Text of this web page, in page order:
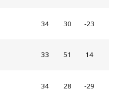
34 30 -23
33 51 14
34 28 -29